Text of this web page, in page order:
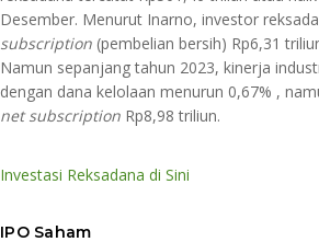
Desember. Menurut Inarno, investor
subscription (pembelian bersih) Rp6,31
Namun sepanjang tahun 2023, kinerja
dengan dana kelolaan menurun 0,67% ,
net subscription Rp8,98 triliun.
Investasi Reksadana di Sini
IPO Saham